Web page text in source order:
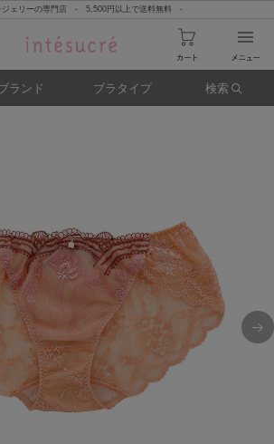
ジェリーの専門店 - 5,500円以上で送料無料 -
ランド ブラタイプ 検索